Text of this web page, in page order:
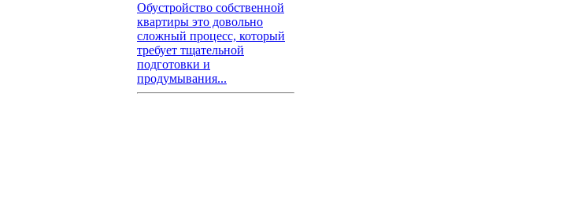
Обустройство собственной
квартиры это довольно
сложный процесс, который
требует тщательной
подготовки и
продумывания...